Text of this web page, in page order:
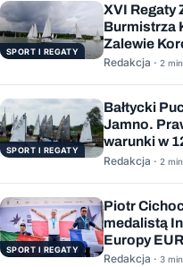
SPORT I REGATY
XVI Regaty
Burmistrza
Zalewie
Redakcja · 2
SPORT I REGATY
Bałtycki
Jamno.
warunki w
Redakcja · 2
SPORT I REGATY
Piotr
medalistą
Europy
Redakcja · 3